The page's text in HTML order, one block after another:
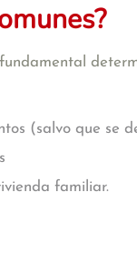
(salvo que se
familiar.